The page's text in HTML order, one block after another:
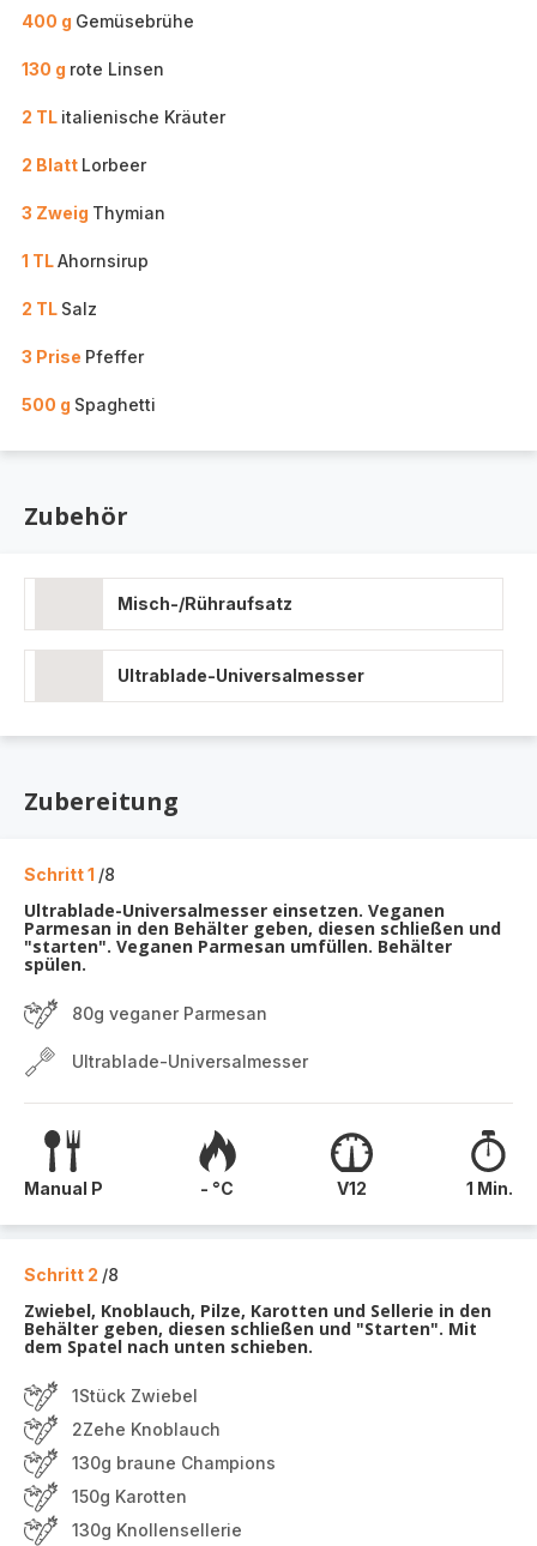
400 g Gemüsebrühe
130 g rote Linsen
2 TL italienische Kräuter
2 Blatt Lorbeer
3 Zweig Thymian
1 TLAhornsirup
2 TL Salz
3 Prise Pfeffer
500 g Spaghetti
Zubehör
Misch-/Rühraufsatz
Ultrablade-Universalmesser
Zubereitung
Schritt 1 /8
Ultrablade-Universalmesser einsetzen. Veganen
Parmesan in den Behälter geben, diesen schließen und
"starten". Veganen Parmesan umfüllen. Behälter
spülen.
80g veganer Parmesan
Ultrablade-Universalmesser
Manual P - °C V12 1 Min.
Schritt 2 /8
Zwiebel, Knoblauch, Pilze, Karotten und Sellerie in den
Behälter geben, diesen schließen und "Starten". Mit
dem Spatel nach unten schieben.
1Stück Zwiebel
2Zehe Knoblauch
130g braune Champions
150g Karotten
130g Knollensellerie